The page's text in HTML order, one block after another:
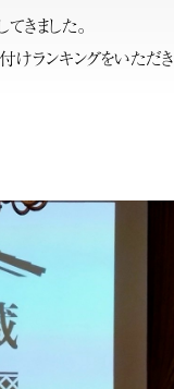
きました。
けランキングをいただき